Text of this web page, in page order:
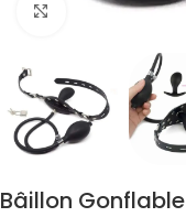
Zoom
Bâillon Gonflable